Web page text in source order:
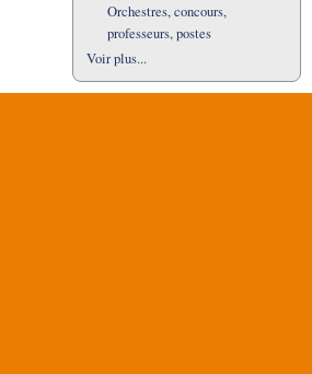
Orchestres, concours,
professeurs, postes
Voir plus...